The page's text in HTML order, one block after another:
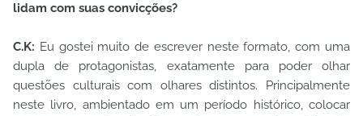
lidam com suas convicções?
C.K: Eu gostei muito de escrever neste formato, com uma
dupla de protagonistas, exatamente para poder olhar
questões culturais com olhares distintos. Principalmente
neste livro, ambientado em um período histórico, colocar